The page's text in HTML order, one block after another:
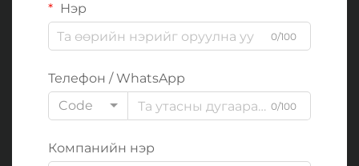
Нэр
0/100
Телефон / WhatsApp
Code
0/100
Компанийн нэр